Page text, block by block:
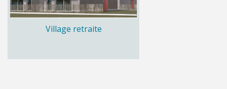
Village retraite